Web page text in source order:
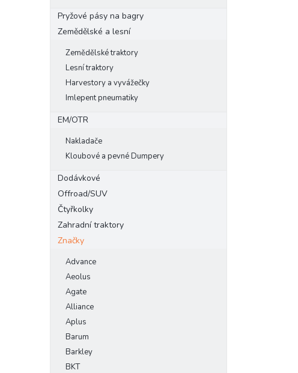
Pryžové pásy na bagry
Zemědělské a lesní
Zemědělské traktory
Lesní traktory
Harvestory a vyvážečky
Imlepent pneumatiky
EM/OTR
Nakladače
Kloubové a pevné Dumpery
Dodávkové
Offroad/SUV
Čtyřkolky
Zahradní traktory
Značky
Advance
Aeolus
Agate
Alliance
Aplus
Barum
Barkley
BKT